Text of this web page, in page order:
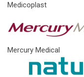
Medicoplast
Mercury Medical